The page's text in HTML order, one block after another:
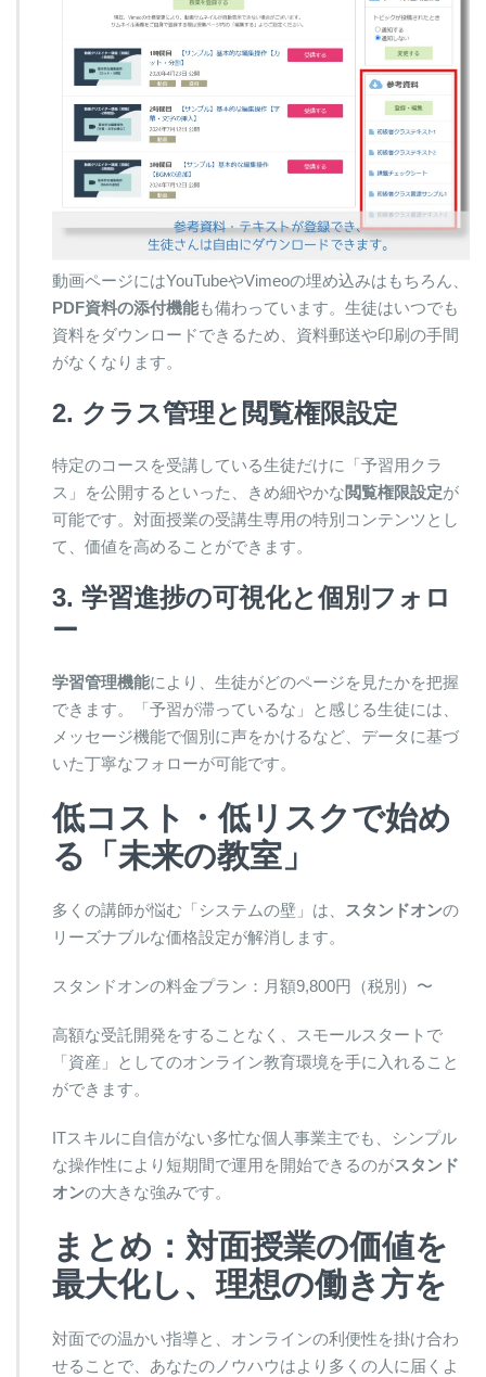
動画ページにはYouTubeやVimeoの埋め込みはもちろん、
PDF資料の添付機能も備わっています。生徒はいつでも
資料をダウンロードできるため、資料郵送や印刷の手間
がなくなります。
2. クラス管理と閲覧権限設定
特定のコースを受講している生徒だけに「予習用クラ
ス」を公開するといった、きめ細やかな閲覧権限設定が
可能です。対面授業の受講生専用の特別コンテンツとし
て、価値を高めることができます。
3. 学習進捗の可視化と個別フォロ
ー
学習管理機能により、生徒がどのページを見たかを把握
できます。「予習が滞っているな」と感じる生徒には、
メッセージ機能で個別に声をかけるなど、データに基づ
いた丁寧なフォローが可能です。
低コスト・低リスクで始め
る「未来の教室」
多くの講師が悩む「システムの壁」は、 スタンドオンの
リーズナブルな価格設定が解消します。
スタンドオンの料金プラン：月額9,800円（税別）〜
高額な受託開発をすることなく、スモールスタートで
「資産」としてのオンライン教育環境を手に入れること
ができます。
ITスキルに自信がない多忙な個人事業主でも、シンプル
な操作性により短期間で運用を開始できるのがスタンド
オンの大きな強みです。
まとめ：対面授業の価値を
最大化し、理想の働き方を
対面での温かい指導と、オンラインの利便性を掛け合わ
せることで、あなたのノウハウはより多くの人に届くよ